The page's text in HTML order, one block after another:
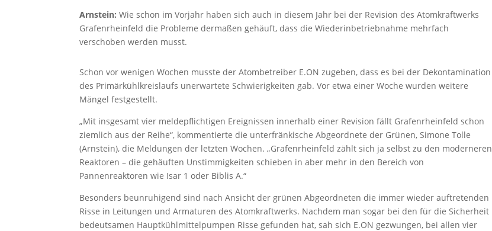
Arnstein:Wie schon im Vorjahr haben sich auch in diesem Jahr bei der Revision des Atomkraftwerks
Grafenrheinfeld die Probleme dermaßen gehäuft, dass die Wiederinbetriebnahme mehrfach
verschoben werden musst.
Schon vor wenigen Wochen musste der Atombetreiber E.ON zugeben, dass es bei der Dekontamination
des Primärkühlkreislaufs unerwartete Schwierigkeiten gab. Vor etwa einer Woche wurden weitere
Mängel festgestellt.
„Mit insgesamt vier meldepflichtigen Ereignissen innerhalb einer Revision fällt Grafenrheinfeld schon
ziemlich aus der Reihe“, kommentierte die unterfränkische Abgeordnete der Grünen, Simone Tolle
(Arnstein), die Meldungen der letzten Wochen. „Grafenrheinfeld zählt sich ja selbst zu den moderneren
Reaktoren – die gehäuften Unstimmigkeiten schieben in aber mehr in den Bereich von
Pannenreaktoren wie Isar 1 oder Biblis A.“
Besonders beunruhigend sind nach Ansicht der grünen Abgeordneten die immer wieder auftretenden
Risse in Leitungen und Armaturen des Atomkraftwerks. Nachdem man sogar bei den für die Sicherheit
bedeutsamen Hauptkühlmittelpumpen Risse gefunden hat, sah sich E.ON gezwungen, bei allen vier